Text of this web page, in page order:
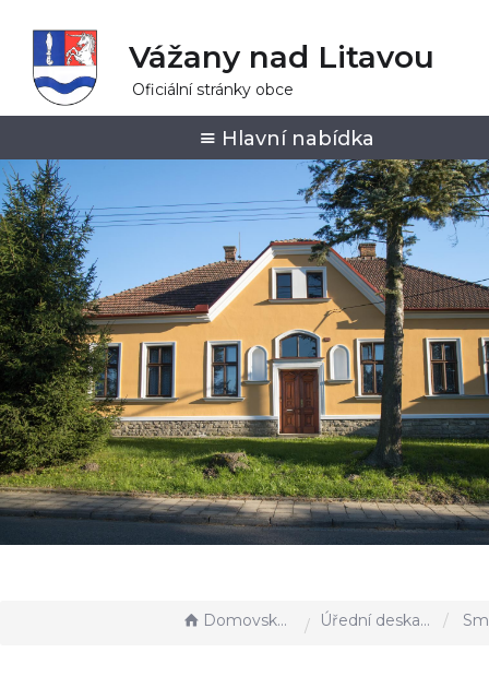
Vážany nad Litavou
Oficiální stránky obce
Hlavní nabídka
Domovská stránka Úřední deska - EÚD Smlouva o